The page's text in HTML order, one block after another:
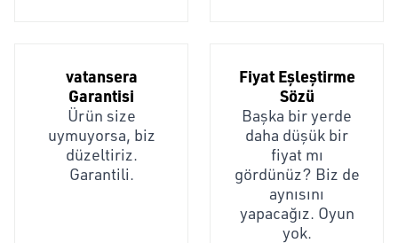
vatansera
Garantisi
Ürün size
uymuyorsa, biz
düzeltiriz.
Garantili.
Fiyat Eşleştirme
Sözü
Başka bir yerde
daha düşük bir
fiyat mı
gördünüz? Biz de
aynısını
yapacağız. Oyun
yok.